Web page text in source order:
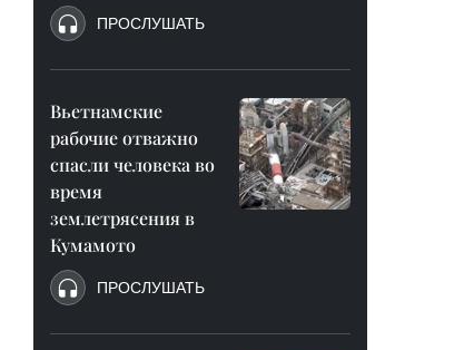
ПРОСЛУШАТЬ
Вьетнамские
рабочие отважно
спасли человека во
время
землетрясения в
Кумамото
ПРОСЛУШАТЬ